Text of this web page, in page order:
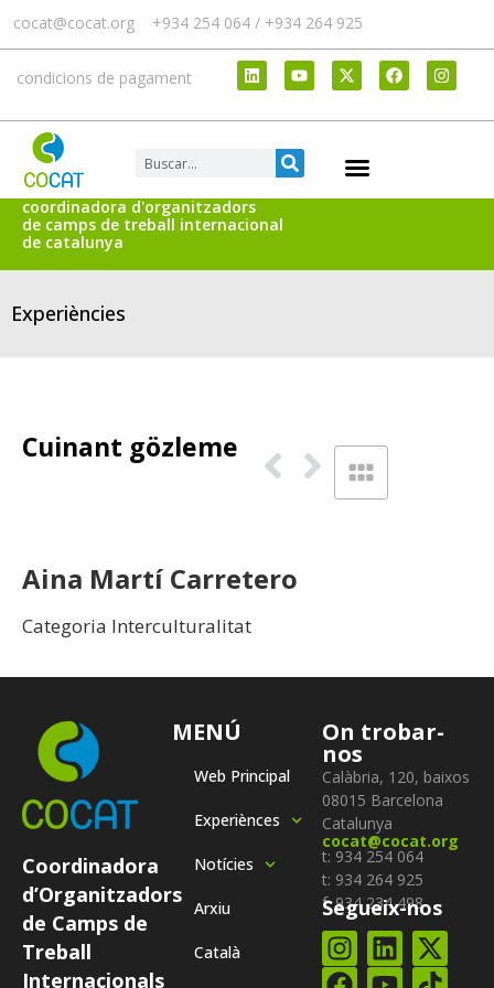
cocat@cocat.org +934 254 064 / +934 264 925
condicions de pagament
coordinadora d'organitzadors
de camps de treball internacional
de catalunya
Experiències
Cuinant gözleme
Aina Martí Carretero
Categoria Interculturalitat
Coordinadora
d’Organitzadors
de Camps de
Treball
Internacionals
MENÚ
Web Principal
Experiènces
Notícies
Arxiu
Català
On trobar-
nos
Calàbria, 120, baixos
08015 Barcelona
Catalunya
cocat@cocat.org
t: 934 254 064
t: 934 264 925
f: 934 234 498
Segueix-nos